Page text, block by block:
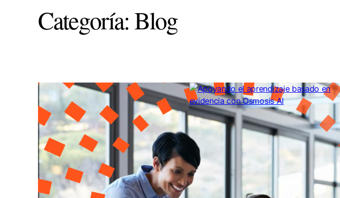
Categoría:Blog
Apoyando el aprendizaje
basado en evidencia con
Osmosis AI
julio 29, 2026